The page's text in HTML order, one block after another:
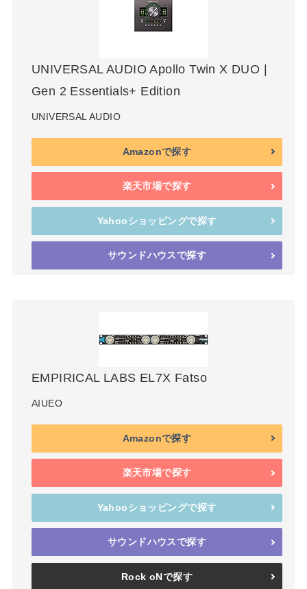
UNIVERSAL AUDIO Apollo Twin X DUO |
Gen 2 Essentials+ Edition
UNIVERSAL AUDIO
Amazonで探す
楽天市場で探す
Yahooショッピングで探す
サウンドハウスで探す
EMPIRICAL LABS EL7X Fatso
AIUEO
Amazonで探す
楽天市場で探す
Yahooショッピングで探す
サウンドハウスで探す
Rock oNで探す